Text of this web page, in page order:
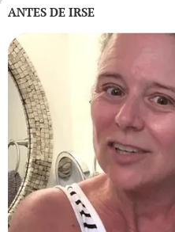
ANTES DE IRSE